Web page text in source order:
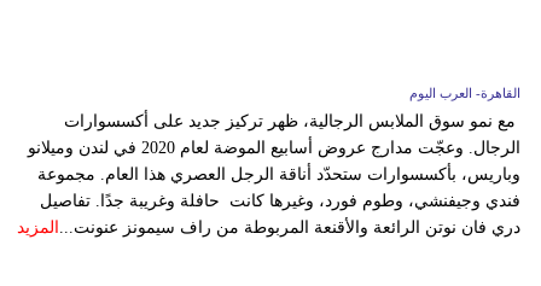
القاهرة- العرب اليوم
مع نمو سوق الملابس الرجالية، ظهر تركيز جديد على أكسسوارات
الرجال. وعجّت مدارج عروض أسابيع الموضة لعام 2020 في لندن وميلانو
وباريس، بأكسسوارات ستحدّد أناقة الرجل العصري هذا العام. مجموعة
فندي وجيفنشي، وطوم فورد، وغيرها كانت حافلة وغريبة جدًا. تفاصيل
دري فان نوتن الرائعة والأقنعة المربوطة من راف سيمونز عنونت... المزيد